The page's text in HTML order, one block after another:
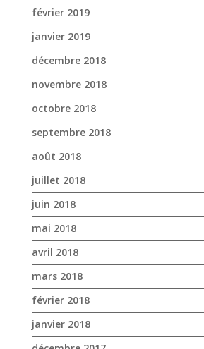
septembre 2018
août 2018
juillet 2018
juin 2018
mai 2018
avril 2018
mars 2018
février 2018
janvier 2018
décembre 2017
novembre 2017
octobre 2017
avril 2017